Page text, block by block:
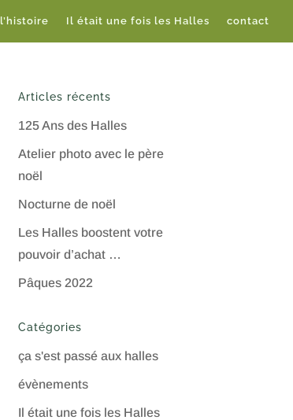
l’histoire Il était une fois les Halles contact
Articles récents
125 Ans des Halles
Atelier photo avec le père
noël
Nocturne de noël
Les Halles boostent votre
pouvoir d’achat …
Pâques 2022
Catégories
ça s'est passé aux halles
évènements
Il était une fois les Halles